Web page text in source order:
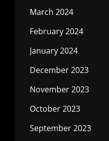
March 2024
February 2024
January 2024
December 2023
November 2023
October 2023
September 2023